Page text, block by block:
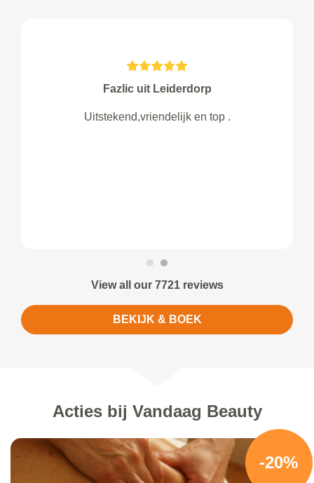
Fazlic uit Leiderdorp
Uitstekend,vriendelijk en top .
View all our 7721 reviews
BEKIJK & BOEK
Acties bij Vandaag Beauty
-20%